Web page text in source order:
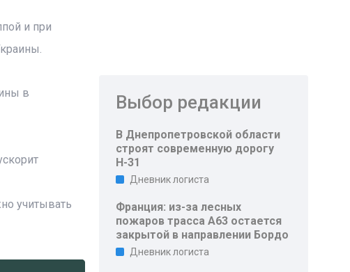
и при
в
учитывать
Выбор редакции
В Днепропетровской области
строят современную дорогу
Н-31
Дневник логиста
Франция: из-за лесных
пожаров трасса A63 остается
закрытой в направлении Бордо
Дневник логиста